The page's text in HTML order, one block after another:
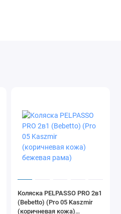
Коляска PELPASSO PRO 2в1
(Bebetto) (Pro 05 Kaszmir
(коричневая кожа)